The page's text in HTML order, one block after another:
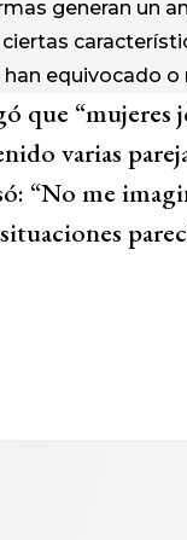
generan un
equivocado o
que “mujeres
varias
“No me